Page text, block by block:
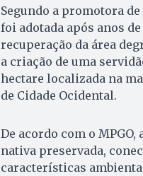
Segundo a promotora
foi adotada após anos
recuperação da área
a criação de uma
hectare localizada na
de Cidade Ocidental.
De acordo com o
nativa preservada,
características